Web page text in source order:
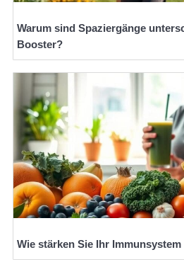
Warum sind Spaziergänge
Booster?
Wie stärken Sie Ihr